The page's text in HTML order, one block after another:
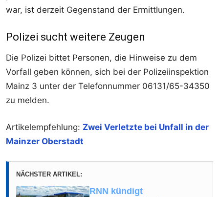
war, ist derzeit Gegenstand der Ermittlungen.
Polizei sucht weitere Zeugen
Die Polizei bittet Personen, die Hinweise zu dem
Vorfall geben können, sich bei der Polizeiinspektion
Mainz 3 unter der Telefonnummer 06131/65-34350
zu melden.
Artikelempfehlung: Zwei Verletzte bei Unfall in der
Mainzer Oberstadt
NÄCHSTER ARTIKEL:
RNN kündigt